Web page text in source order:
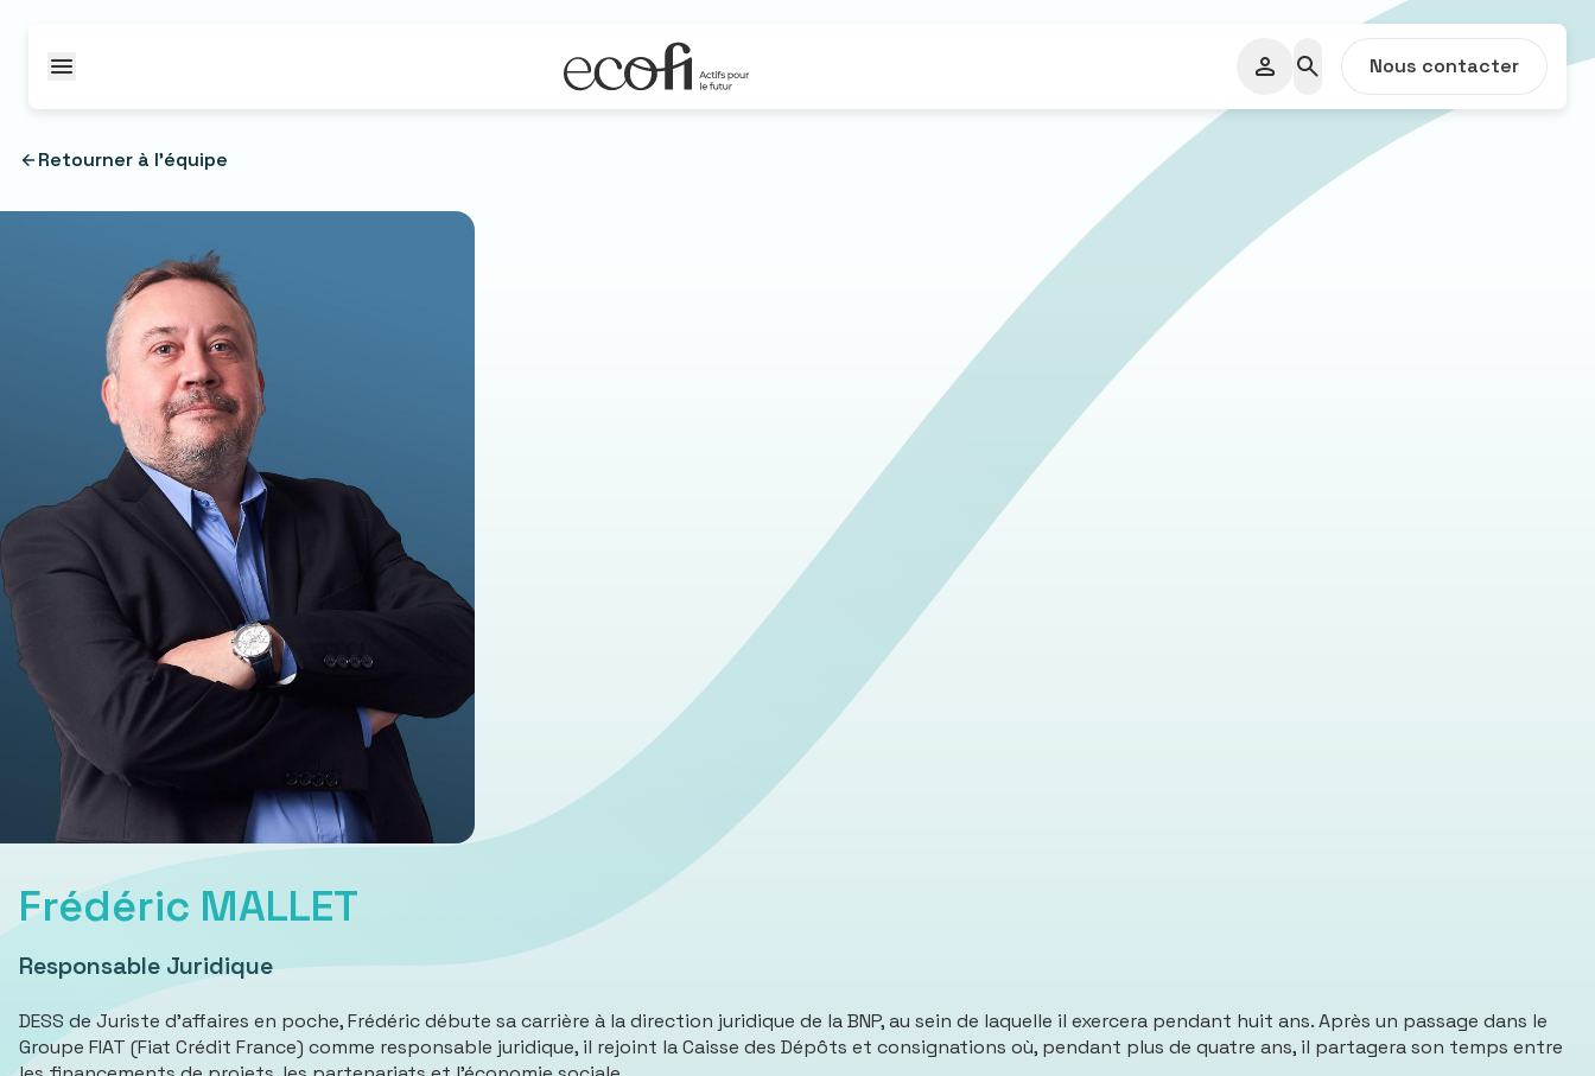
Nous contacter
Retourner à l'équipe
Frédéric MALLET
Responsable Juridique
DESS de Juriste d’affaires en poche, Frédéric débute sa carrière à la direction juridique de la BNP, au sein de laquelle il exercera pendant huit ans. Après un passage dans le
Groupe FIAT (Fiat Crédit France) comme responsable juridique, il rejoint la Caisse des Dépôts et consignations où, pendant plus de quatre ans, il partagera son temps entre